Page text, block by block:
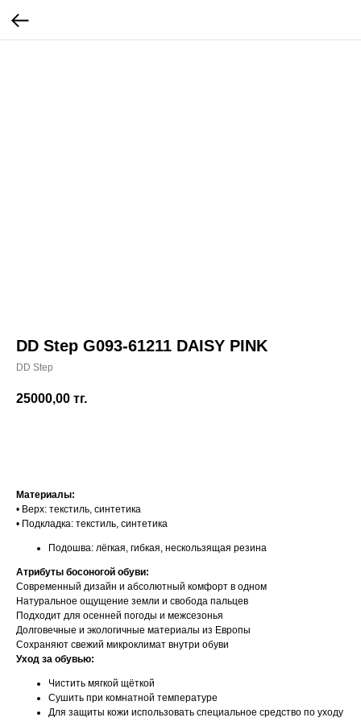
DD Step G093-61211 DAISY PINK
DD Step
25000,00 тг.
Материалы:
• Верх: текстиль, синтетика
• Подкладка: текстиль, синтетика
Подошва: лёгкая, гибкая, нескользящая резина
Атрибуты босоногой обуви:
Современный дизайн и абсолютный комфорт в одном
Натуральное ощущение земли и свобода пальцев
Подходит для осенней погоды и межсезонья
Долговечные и экологичные материалы из Европы
Сохраняют свежий микроклимат внутри обуви
Уход за обувью:
Чистить мягкой щёткой
Сушить при комнатной температуре
Для защиты кожи использовать специальное средство по уходу